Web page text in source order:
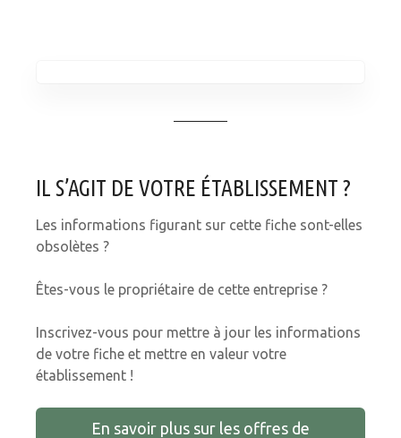
IL S’AGIT DE VOTRE ÉTABLISSEMENT ?
Les informations figurant sur cette fiche sont-elles
obsolètes ?
Êtes-vous le propriétaire de cette entreprise ?
Inscrivez-vous pour mettre à jour les informations
de votre fiche et mettre en valeur votre
établissement !
En savoir plus sur les offres de